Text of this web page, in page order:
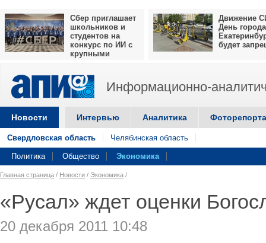
Сбер приглашает
школьников и
студентов на
конкурс по ИИ с
крупными
Движение
День города
будет
Информационно-
Новости Интервью Аналитика
Свердловская область Челябинская область
Политика Общество Экономика
Главная страница / Новости / Экономика /
«Русал» ждет оценки
20 декабря 2011 10:48